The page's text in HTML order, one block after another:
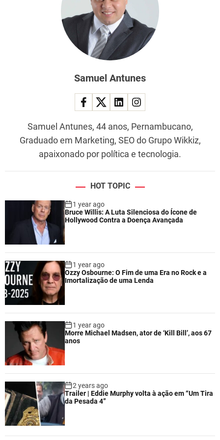
Samuel Antunes
Samuel Antunes, 44 anos, Pernambucano,
Graduado em Marketing, SEO do Grupo Wikkiz,
apaixonado por política e tecnologia.
HOT TOPIC
1 year ago
Bruce Willis: A Luta Silenciosa do Ícone de
Hollywood Contra a Doença Avançada
1 year ago
Ozzy Osbourne: O Fim de uma Era no Rock e a
Imortalização de uma Lenda
1 year ago
Morre Michael Madsen, ator de ‘Kill Bill’, aos 67
anos
2 years ago
Trailer | Eddie Murphy volta à ação em “Um Tira
da Pesada 4”